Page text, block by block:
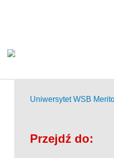
Uniwersytet WSB
Przejdź do: